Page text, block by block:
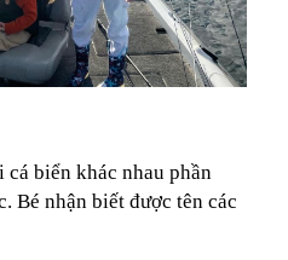
biển khác nhau phần
Bé nhận biết được tên các